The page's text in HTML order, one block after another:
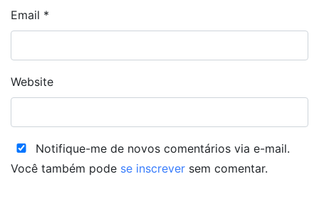
Email *
Website
Notifique-me de novos comentários via e-mail.
Você também pode se inscrever sem comentar.